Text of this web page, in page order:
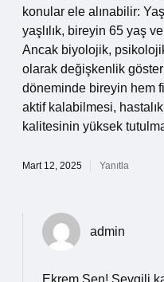
konular ele alınabilir:
yaşlılık, bireyin 65 yaş
Ancak biyolojik,
olarak değişkenlik
döneminde bireyin hem
aktif kalabilmesi,
kalitesinin yüksek
Mart 12, 2025 Yanıtla
admin
Ekrem Şen! Sevgili